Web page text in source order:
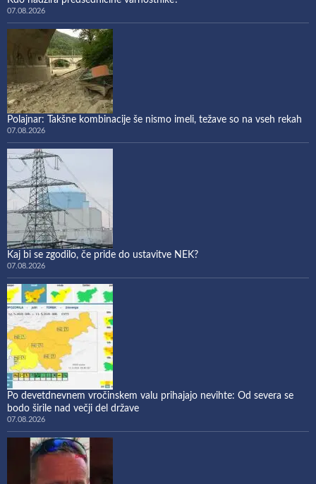
07.08.2026
Polajnar: Takšne kombinacije še nismo imeli, težave so na vseh rekah
07.08.2026
Kaj bi se zgodilo, če pride do ustavitve NEK?
07.08.2026
Po devetdnevnem vročinskem valu prihajajo nevihte: Od severa se
bodo širile nad večji del države
07.08.2026